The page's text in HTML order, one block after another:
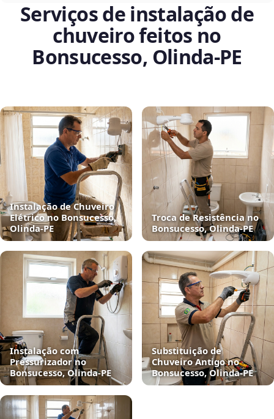
Serviços de instalação de
chuveiro feitos no
Bonsucesso, Olinda‑PE
Instalação de Chuveiro
Elétrico no Bonsucesso,
Olinda‑PE
Troca de Resistência no
Bonsucesso, Olinda‑PE
Instalação com
Pressurizador no
Bonsucesso, Olinda‑PE
Substituição de
Chuveiro Antigo no
Bonsucesso, Olinda‑PE